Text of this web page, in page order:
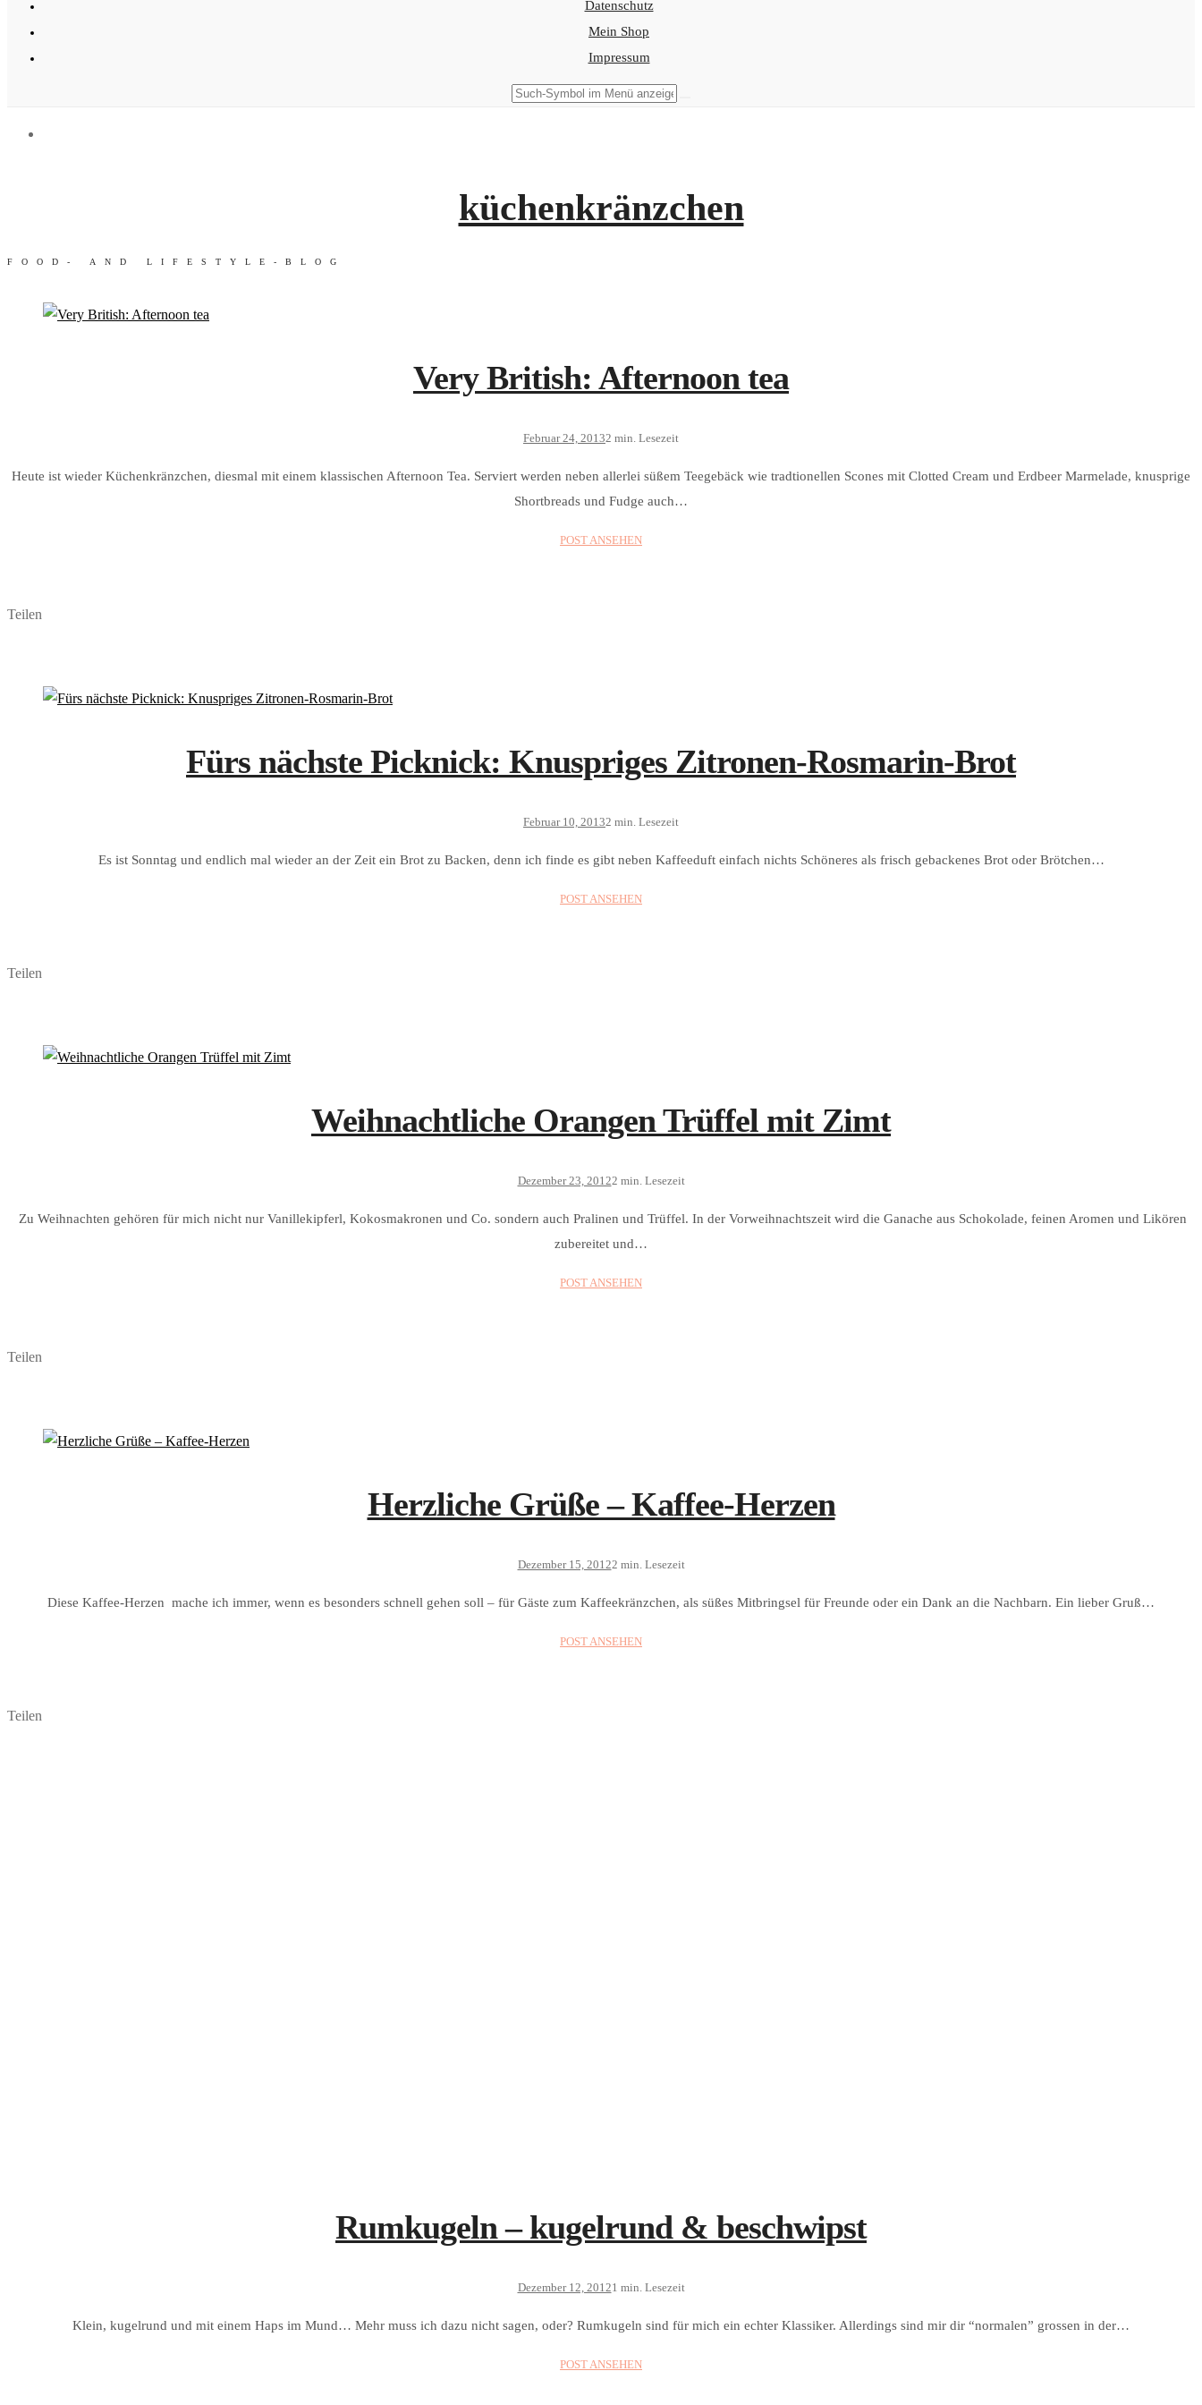
Datenschutz
Mein Shop
Impressum
küchenkränzchen
FOOD- AND LIFESTYLE-BLOG
Very British: Afternoon tea
Februar 24, 20132 min. Lesezeit
Heute ist wieder Küchenkränzchen, diesmal mit einem klassischen Afternoon Tea. Serviert werden neben allerlei süßem Teegebäck wie tradtionellen Scones mit Clotted Cream und Erdbeer Marmelade, knusprige
Shortbreads und Fudge auch…
POST ANSEHEN
Teilen
Fürs nächste Picknick: Knuspriges Zitronen-Rosmarin-Brot
Februar 10, 20132 min. Lesezeit
Es ist Sonntag und endlich mal wieder an der Zeit ein Brot zu Backen, denn ich finde es gibt neben Kaffeeduft einfach nichts Schöneres als frisch gebackenes Brot oder Brötchen…
POST ANSEHEN
Teilen
Weihnachtliche Orangen Trüffel mit Zimt
Dezember 23, 20122 min. Lesezeit
Zu Weihnachten gehören für mich nicht nur Vanillekipferl, Kokosmakronen und Co. sondern auch Pralinen und Trüffel. In der Vorweihnachtszeit wird die Ganache aus Schokolade, feinen Aromen und Likören
zubereitet und…
POST ANSEHEN
Teilen
Herzliche Grüße – Kaffee-Herzen
Dezember 15, 20122 min. Lesezeit
Diese Kaffee-Herzen mache ich immer, wenn es besonders schnell gehen soll – für Gäste zum Kaffeekränzchen, als süßes Mitbringsel für Freunde oder ein Dank an die Nachbarn. Ein lieber Gruß…
POST ANSEHEN
Teilen
Rumkugeln – kugelrund & beschwipst
Dezember 12, 20121 min. Lesezeit
Klein, kugelrund und mit einem Haps im Mund… Mehr muss ich dazu nicht sagen, oder? Rumkugeln sind für mich ein echter Klassiker. Allerdings sind mir dir “normalen” grossen in der…
POST ANSEHEN